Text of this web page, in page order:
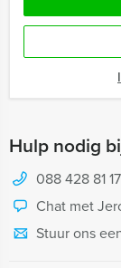
Hulp nodig
088 428 81 17
Chat met
Stuur ons